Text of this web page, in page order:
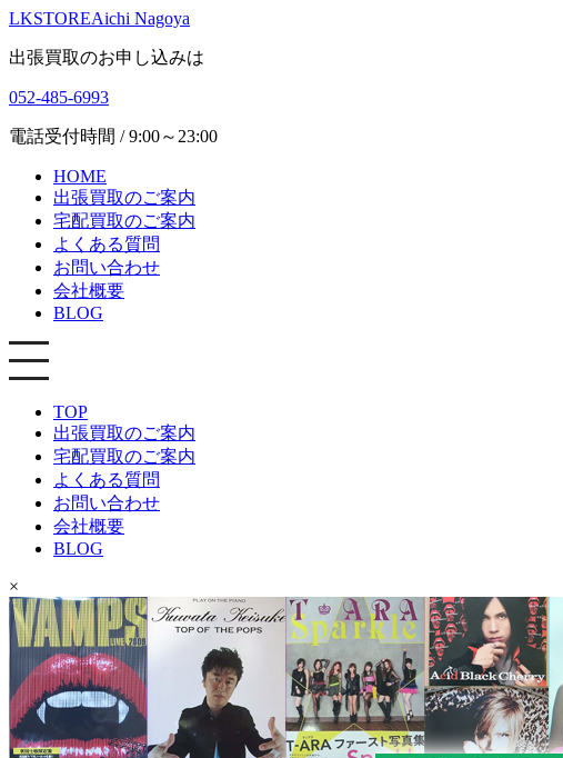
LKSTOREAichi Nagoya
出張買取のお申し込みは
052-485-6993
電話受付時間 / 9:00～23:00
HOME
出張買取のご案内
宅配買取のご案内
よくある質問
お問い合わせ
会社概要
BLOG
TOP
出張買取のご案内
宅配買取のご案内
よくある質問
お問い合わせ
会社概要
BLOG
×